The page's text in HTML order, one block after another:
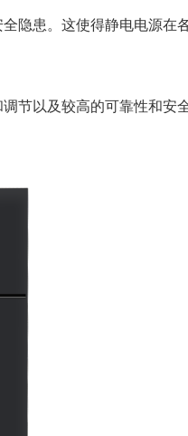
隐患。这使得静电电源在
节以及较高的可靠性和安